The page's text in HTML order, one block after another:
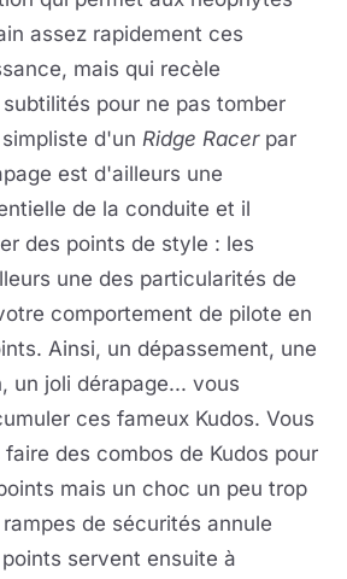
assez rapidement ces
mais qui recèle
pour ne pas tomber
d'un Ridge Racerpar
est d'ailleurs une
de la conduite et il
des points de style : les
une des particularités de
comportement de pilote en
Ainsi, un dépassement, une
un joli dérapage... vous
ces fameux Kudos. Vous
des combos de Kudos pour
mais un choc un peu trop
de sécurités annule
servent ensuite à